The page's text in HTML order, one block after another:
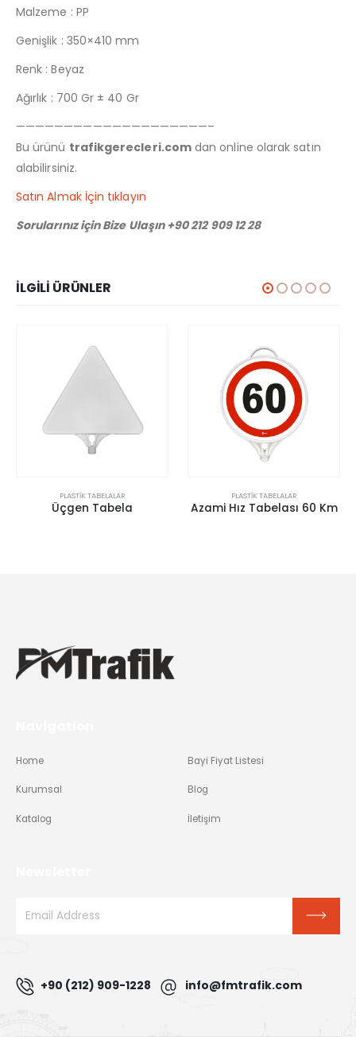
Malzeme : PP
Genişlik : 350×410 mm
Renk : Beyaz
Ağırlık : 700 Gr ± 40 Gr
————————————————————–
Bu ürünü trafikgerecleri.comdan online olarak satın
alabilirsiniz.
Satın Almak İçin tıklayın
Sorularınız için Bize Ulaşın +90 212 909 12 28
İLGILI ÜRÜNLER
PLASTIK TABELALAR
Üçgen Tabela
PLASTIK TABELALAR
Azami Hız Tabelası 60 Km
Home
Kurumsal
Katalog
Bayi Fiyat Listesi
Blog
İletişim
+90 (212) 909-1228 info@fmtrafik.com